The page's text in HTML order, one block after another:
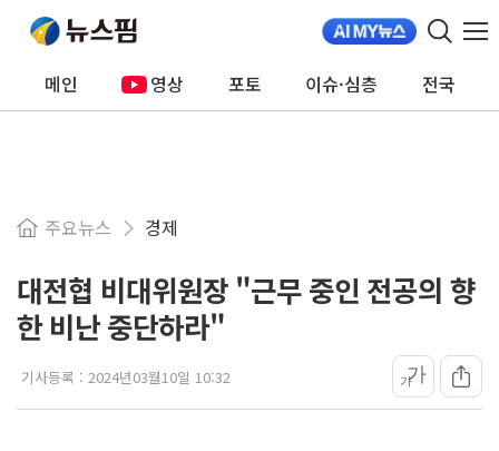
메인 영상 포토 이슈·심층 전국
주요뉴스 경제
대전협 비대위원장 "근무 중인 전공의 향
한 비난 중단하라"
기사등록 : 2024년03월10일 10:32 가가